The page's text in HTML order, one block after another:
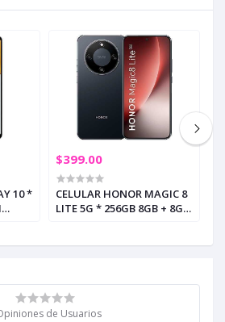
de Usuarios
10 *
$399.00
CELULAR HONOR MAGIC 8
LITE 5G * 256GB 8GB + 8GB